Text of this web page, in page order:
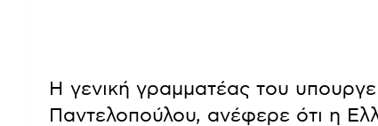
Η γενική γραμματέας του
Παντελοπούλου, ανέφερε ότι η